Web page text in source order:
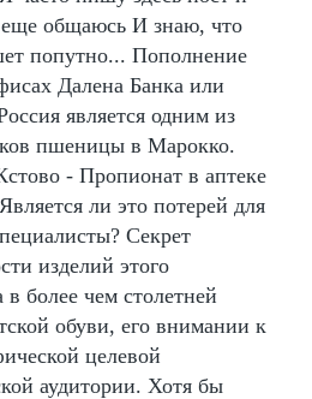
еще общаюсь И знаю, что
попутно... Пополнение
Далена Банка или
является одним из
пшеницы в Марокко.
- Пропионат в аптеке
ли это потерей для
Секрет
изделий этого
в более чем столетней
обуви, его внимании к
целевой
аудитории. Хотя бы